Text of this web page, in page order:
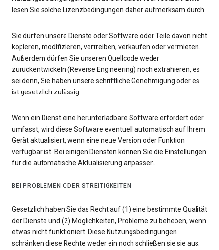
lesen Sie solche Lizenzbedingungen daher aufmerksam durch.
Sie dürfen unsere Dienste oder Software oder Teile davon nicht
kopieren, modifizieren, vertreiben, verkaufen oder vermieten.
Außerdem dürfen Sie unseren Quellcode weder
zurückentwickeln (Reverse Engineering) noch extrahieren, es
sei denn, Sie haben unsere schriftliche Genehmigung oder es
ist gesetzlich zulässig.
Wenn ein Dienst eine herunterladbare Software erfordert oder
umfasst, wird diese Software eventuell automatisch auf Ihrem
Gerät aktualisiert, wenn eine neue Version oder Funktion
verfügbar ist. Bei einigen Diensten können Sie die Einstellungen
für die automatische Aktualisierung anpassen.
BEI PROBLEMEN ODER STREITIGKEITEN
Gesetzlich haben Sie das Recht auf (1) eine bestimmte Qualität
der Dienste und (2) Möglichkeiten, Probleme zu beheben, wenn
etwas nicht funktioniert. Diese Nutzungsbedingungen
schränken diese Rechte weder ein noch schließen sie sie aus.